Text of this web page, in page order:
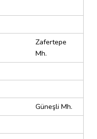
Zafertepe
Mh.
Güneşli Mh.